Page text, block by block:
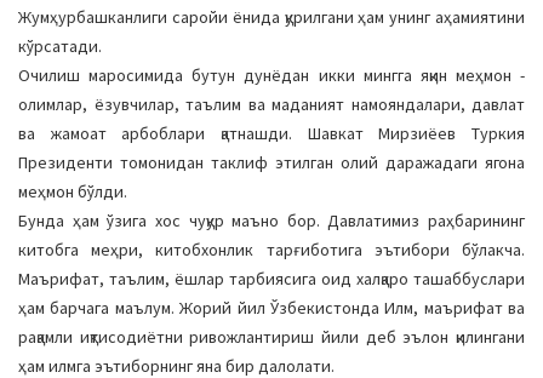
Жумҳурбашканлиги саройи ёнида қурилгани ҳам унинг аҳамиятини
кўрсатади.
Очилиш маросимида бутун дунёдан икки мингга яқин меҳмон -
олимлар, ёзувчилар, таълим ва маданият намояндалари, давлат
ва жамоат арбоблари қатнашди. Шавкат Мирзиёев Туркия
Президенти томонидан таклиф этилган олий даражадаги ягона
меҳмон бўлди.
Бунда ҳам ўзига хос чуқур маъно бор. Давлатимиз раҳбарининг
китобга меҳри, китобхонлик тарғиботига эътибори бўлакча.
Маърифат, таълим, ёшлар тарбиясига оид халқаро ташаббуслари
ҳам барчага маълум. Жорий йил Ўзбекистонда Илм, маърифат ва
рақамли иқтисодиётни ривожлантириш йили деб эълон қилингани
ҳам илмга эътиборнинг яна бир далолати.